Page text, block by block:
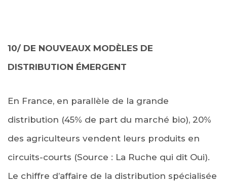
10/ DE NOUVEAUX MODÈLES DE
DISTRIBUTION ÉMERGENT
En France, en parallèle de la grande
distribution (45% de part du marché bio), 20%
des agriculteurs vendent leurs produits en
circuits-courts (Source : La Ruche qui dit Oui).
Le chiffre d’affaire de la distribution spécialisée